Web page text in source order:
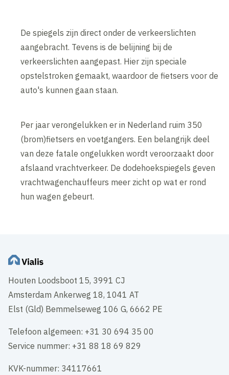
De spiegels zijn direct onder de verkeerslichten
aangebracht. Tevens is de belijning bij de
verkeerslichten aangepast. Hier zijn speciale
opstelstroken gemaakt, waardoor de fietsers voor de
auto's kunnen gaan staan.
Per jaar verongelukken er in Nederland ruim 350
(brom)fietsers en voetgangers. Een belangrijk deel
van deze fatale ongelukken wordt veroorzaakt door
afslaand vrachtverkeer. De dodehoekspiegels geven
vrachtwagenchauffeurs meer zicht op wat er rond
hun wagen gebeurt.
Houten Loodsboot 15, 3991 CJ
Amsterdam Ankerweg 18, 1041 AT
Elst (Gld) Bemmelseweg 106 G, 6662 PE
Telefoon algemeen: +31 30 694 35 00
Service nummer: +31 88 18 69 829
KVK-nummer: 34117661